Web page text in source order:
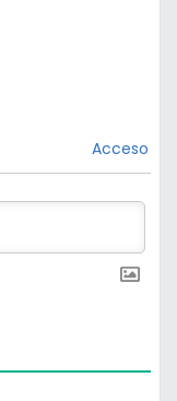
Acceso